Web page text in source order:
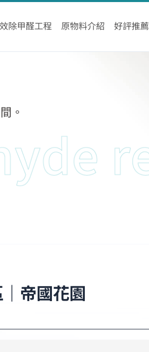
除甲醛工程 原物料介紹 好評推薦
。
帝國花園